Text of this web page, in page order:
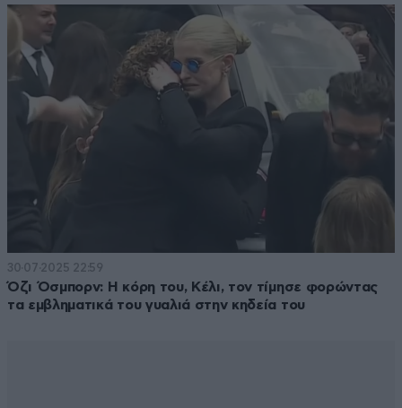
30·07·2025 22:59
Όζι Όσμπορν: Η κόρη του, Κέλι, τον τίμησε φορώντας
τα εμβληματικά του γυαλιά στην κηδεία του